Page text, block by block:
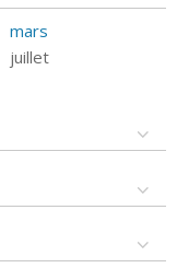
mars
juillet